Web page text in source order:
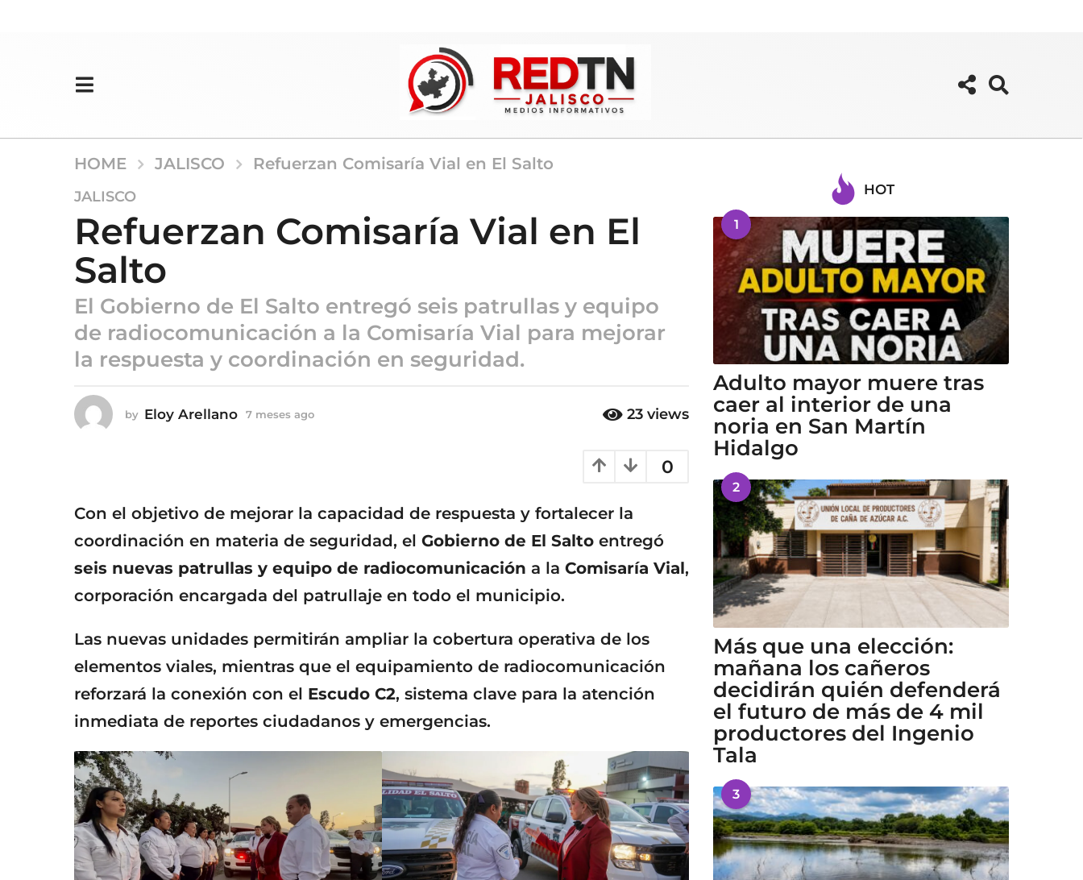
HOME JALISCO Refuerzan Comisaría Vial en El Salto
7
s
e
s
a
g
7
e
s
o
JALISCO
Refuerzan Comisaría Vial en El
Salto
El Gobierno de El Salto entregó seis patrullas y equipo
de radiocomunicación a la Comisaría Vial para mejorar
la respuesta y coordinación en seguridad.
by Eloy Arellano 7 meses ago
g
o
23 views
0
Con el objetivo de mejorar la capacidad de respuesta y fortalecer la
coordinación en materia de seguridad, el Gobierno de El Salto entregó
seis nuevas patrullas y equipo de radiocomunicación a la Comisaría Vial,
corporación encargada del patrullaje en todo el municipio.
Las nuevas unidades permitirán ampliar la cobertura operativa de los
elementos viales, mientras que el equipamiento de radiocomunicación
reforzará la conexión con el Escudo C2, sistema clave para la atención
inmediata de reportes ciudadanos y emergencias.
HOT
1
Adulto mayor muere tras
caer al interior de una
noria en San Martín
Hidalgo
2
Más que una elección:
mañana los cañeros
decidirán quién defenderá
el futuro de más de 4 mil
productores del Ingenio
Tala
3